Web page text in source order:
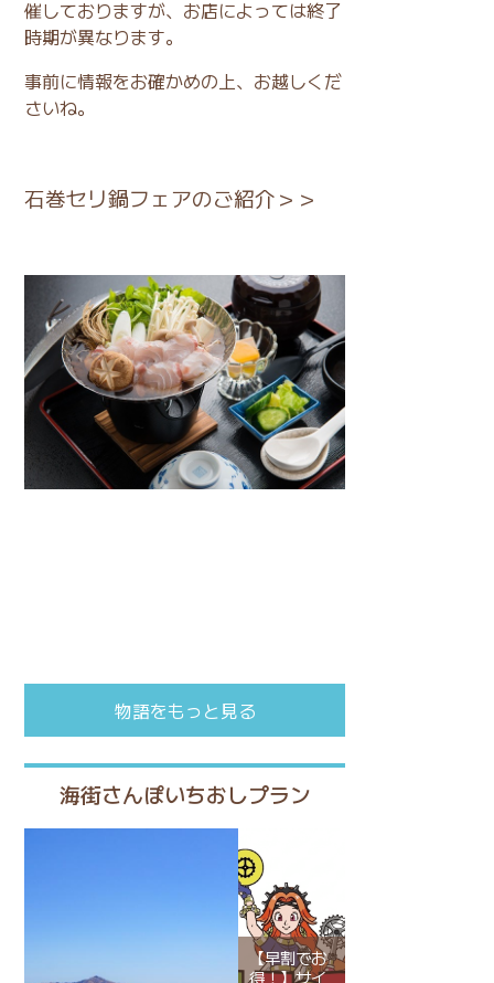
催しておりますが、お店によっては終了
時期が異なります。
事前に情報をお確かめの上、お越しくだ
さいね。
石巻セリ鍋フェアのご紹介＞＞
物語をもっと見る
海街さんぽいちおしプラン
【早割でお
得！】サイ